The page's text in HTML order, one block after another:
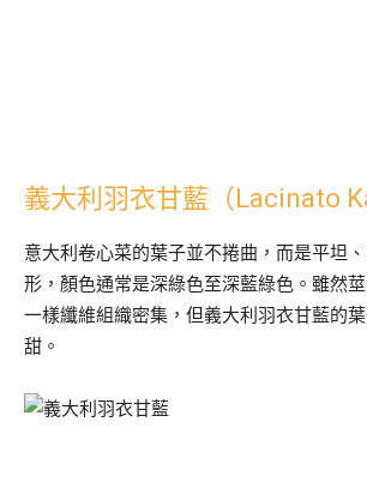
義大利羽衣甘藍（Lacinato
意大利卷心菜的葉子並不捲曲，而是平坦
形，顏色通常是深綠色至深藍綠色。雖然
一樣纖維組織密集，但義大利羽衣甘藍的
甜。